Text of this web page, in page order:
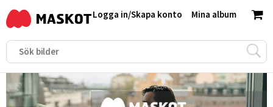
Mina album
Logga in/Skapa konto